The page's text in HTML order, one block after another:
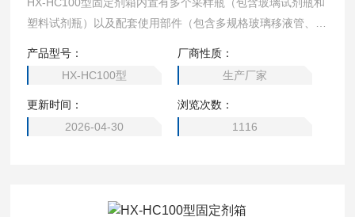
塑料试剂瓶）以及配套使用部件（包含多规格玻璃移液管、一
针对水样添加各类化学试剂。固定剂箱 华熙昕瑞
产品型号：
HX-HC100型
厂商性质：
生产厂家
更新时间：
2026-04-30
浏览次数：
1116